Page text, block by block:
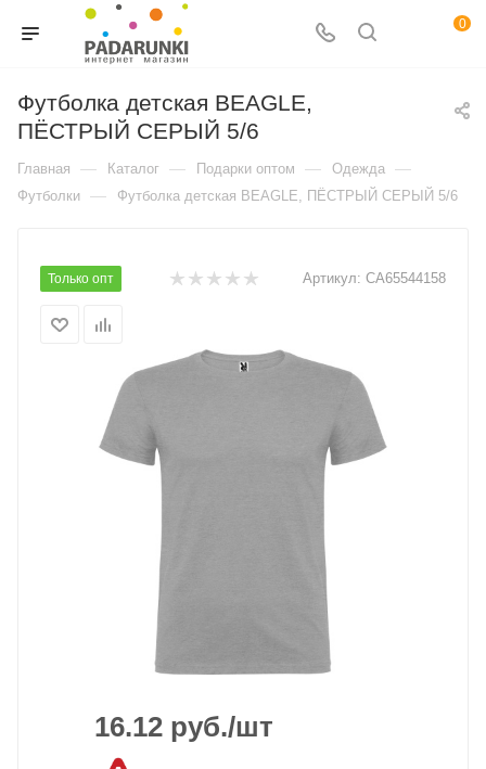
0
Футболка детская BEAGLE,
ПЁСТРЫЙ СЕРЫЙ 5/6
Главная — Каталог — Подарки оптом — Одежда —
Футболки — Футболка детская BEAGLE, ПЁСТРЫЙ СЕРЫЙ 5/6
Только опт Артикул: CA65544158
16.12 руб./шт